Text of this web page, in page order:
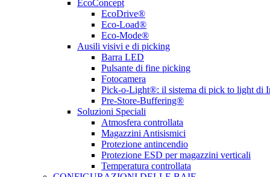
EcoConcept
EcoDrive®
Eco-Load®
Eco-Mode®
Ausili visivi e di picking
Barra LED
Pulsante di fine picking
Fotocamera
Pick-o-Light®: il sistema di pick to light di
Pre-Store-Buffering®
Soluzioni Speciali
Atmosfera controllata
Magazzini Antisismici
Protezione antincendio
Protezione ESD per magazzini verticali
Temperatura controllata